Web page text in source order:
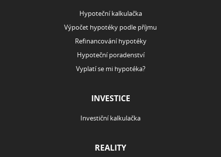
Hypoteční kalkulačka
Výpočet hypotéky podle příjmu
Refinancování hypotéky
Hypoteční poradenství
Vyplatí se mi hypotéka?
INVESTICE
Investiční kalkulačka
REALITY